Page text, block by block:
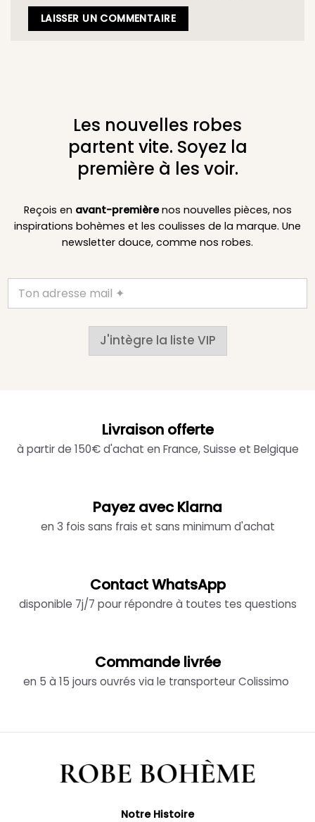
Les nouvelles robes
partent vite. Soyez la
première à les voir.
Reçois en avant-premièrenos nouvelles pièces, nos
inspirations bohèmes et les coulisses de la marque. Une
newsletter douce, comme nos robes.
J'intègre la liste VIP
Livraison offerte
à partir de 150€ d'achat en France, Suisse et Belgique
Payez avec Klarna
en 3 fois sans frais et sans minimum d'achat
Contact WhatsApp
disponible 7j/7 pour répondre à toutes tes questions
Commande livrée
en 5 à 15 jours ouvrés via le transporteur Colissimo
Notre Histoire